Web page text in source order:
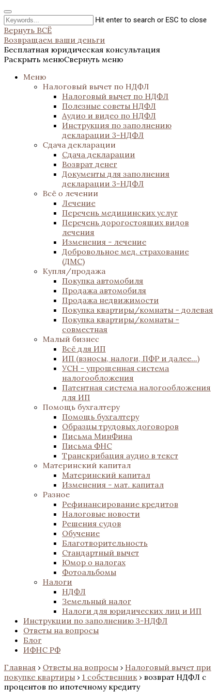
Hit enter to search or ESC to close
Вернуть ВСЁ
Возвращаем ваши деньги
Бесплатная юридическая консультация
Раскрыть менюСвернуть меню
Меню
Налоговый вычет по НДФЛ
Налоговый вычет по НДФЛ
Полезные советы НДФЛ
Аудио и видео по НДФЛ
Инструкция по заполнению
декларации 3-НДФЛ
Сдача декларации
Сдача декларации
Возврат денег
Документы для заполнения
декларации 3-НДФЛ
Всё о лечении
Лечение
Перечень медицинских услуг
Перечень дорогостоящих видов
лечения
Изменения - лечение
Добровольное мед. страхование
(ДМС)
Купля/продажа
Покупка автомобиля
Продажа автомобиля
Продажа недвижимости
Покупка квартиры/комнаты - долевая
Покупка квартиры/комнаты -
совместная
Малый бизнес
Всё для ИП
ИП (взносы, налоги, ПФР и далее...)
УСН - упрощенная система
налогообложения
Патентная система налогообложения
для ИП
Помощь бухгалтеру
Помощь бухгалтеру
Образцы трудовых договоров
Письма МинФина
Письма ФНС
Транскрибация аудио в текст
Материнский капитал
Материнский капитал
Изменения - мат. капитал
Разное
Рефинансирование кредитов
Налоговые новости
Решения судов
Обучение
Благотворительность
Стандартный вычет
Юмор о налогах
Фотоальбомы
Налоги
НДФЛ
Земельный налог
Налоги для юридических лиц и ИП
Инструкции по заполнению 3-НДФЛ
Ответы на вопросы
Блог
ИФНС РФ
Главная › Ответы на вопросы › Налоговый вычет при
покупке квартиры › 1 собственник › возврат НДФЛ с
процентов по ипотечному кредиту